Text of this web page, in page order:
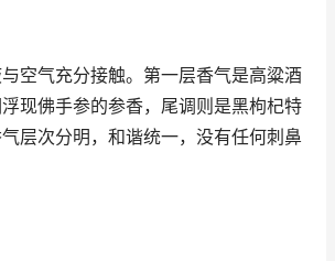
空气充分接触。第一层香气是高粱酒
现佛手参的参香，尾调则是黑枸杞特
层次分明，和谐统一，没有任何刺鼻